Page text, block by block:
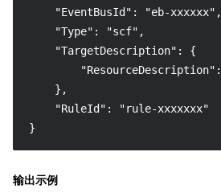
    "EventBusId": "eb-xxxxxx",
    "Type": "scf",
    "TargetDescription": {
    },
    "RuleId": "rule-xxxxxxx"
}
输出示例